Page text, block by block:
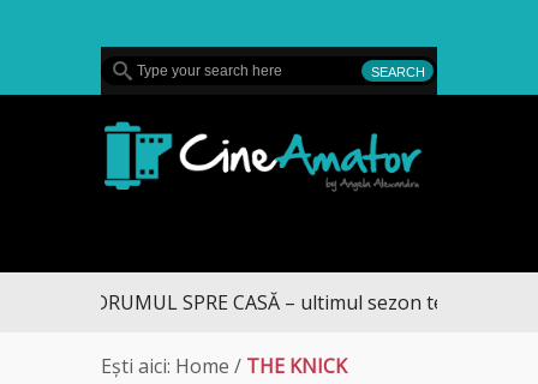
DRUMUL SPRE CASĂ – ultimul sezon te aduce la
Ești aici: Home / THE KNICK